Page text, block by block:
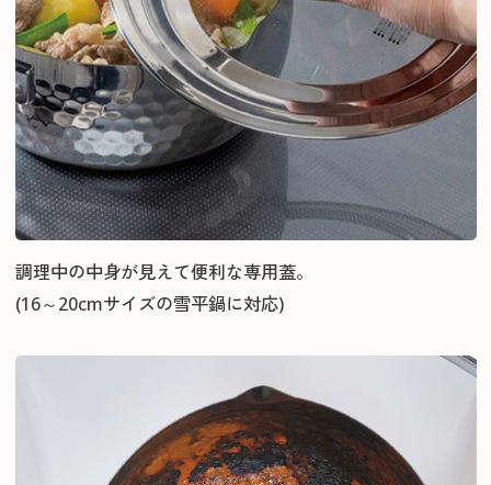
調理中の中身が見えて便利な専用蓋。
(16～20cmサイズの雪平鍋に対応)